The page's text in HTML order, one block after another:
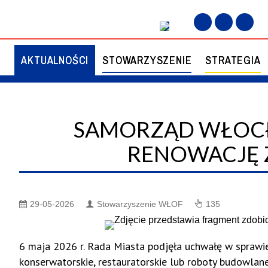
AKTUALNOŚCI STOWARZYSZENIE
STOWARZYSZENIA
KOMISJA REWIZYJNA
STRATEGIA
STRATEGII
III AKTUALIZACJA
TERYTORIALNEJ
MIEJSKIEGO
FUNKCJONALNEGO
MIEJSKIEGO OBSZARU
FUNKCJONALNEGO
Włocławka wspiera renowację zabytków
SAMORZĄD
29-05-2026 Stowarzyszenie WŁOF 135
6 maja 2026 r. Rada Miasta podjęła uchwałę w
konserwatorskie, restauratorskie lub roboty